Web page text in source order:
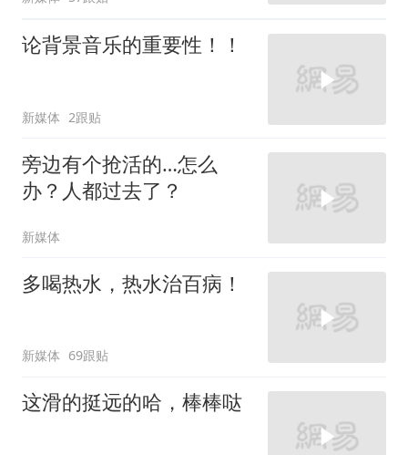
论背景音乐的重要性！！
新媒体 2跟贴
旁边有个抢活的…怎么
办？人都过去了？
新媒体
多喝热水，热水治百病！
新媒体 69跟贴
这滑的挺远的哈，棒棒哒